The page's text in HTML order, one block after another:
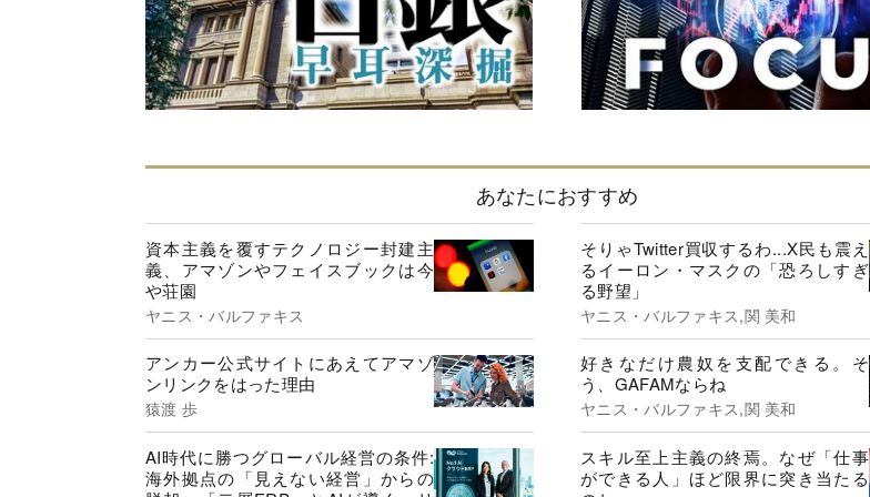
あなたにおすすめ
資本主義を覆すテクノロジー封建主
義、アマゾンやフェイスブックは今
や荘園
ヤニス・バルファキス
そりゃTwitter買収するわ...X民も震え
るイーロン・マスクの「恐ろしすぎ
る野望」
ヤニス・バルファキス,関 美和
アンカー公式サイトにあえてアマゾ
ンリンクをはった理由
猿渡 歩
好きなだけ農奴を支配できる。そ
う、GAFAMならね
ヤニス・バルファキス,関 美和
AI時代に勝つグローバル経営の条件:
海外拠点の「見えない経営」からの
スキル至上主義の終焉。なぜ「仕事
ができる人」ほど限界に突き当たる